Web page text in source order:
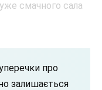
про
залишається